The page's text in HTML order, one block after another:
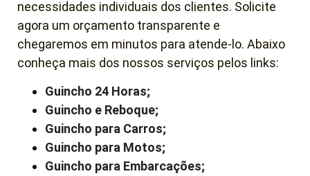
necessidades individuais dos clientes. Solicite
agora um orçamento transparente e
chegaremos em minutos para atende-lo. Abaixo
conheça mais dos nossos serviços pelos links:
Guincho 24 Horas;
Guincho e Reboque;
Guincho para Carros;
Guincho para Motos;
Guincho para Embarcações;